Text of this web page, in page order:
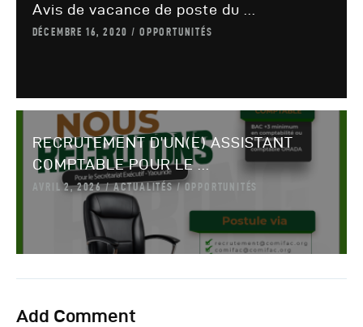
Avis de vacance de poste du ...
DÉCEMBRE 16, 2020 OPPORTUNITÉS
RECRUTEMENT D’UN(E) ASSISTANT
COMPTABLE POUR LE ...
AVRIL 2, 2026 ACTUALITÉS OPPORTUNITÉS
Add Comment